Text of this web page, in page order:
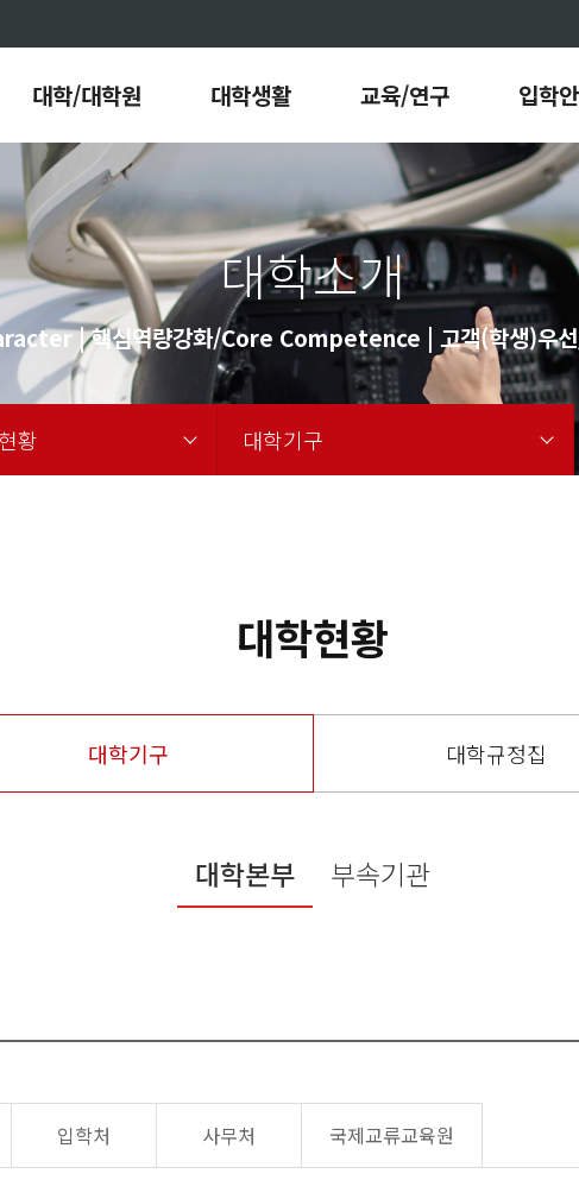
대학/대학원 대학생활 교육/연구 입학
대학소개
| 핵심역량강화/Core Competence | 고객(학생)
황 대학기구
대학현황
대학기구 대학규정집
대학본부 부속기관
입학처 사무처 국제교류교육원